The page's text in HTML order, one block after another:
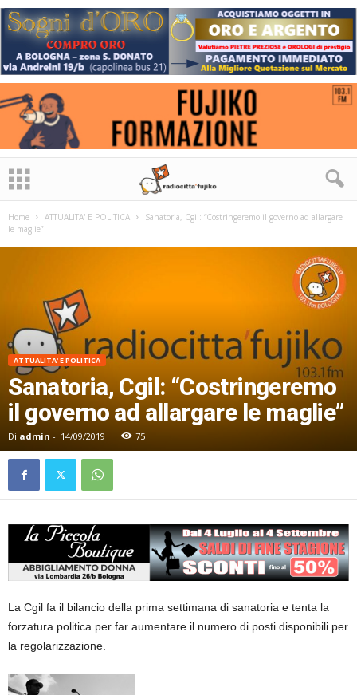
Home ATTUALITA' E POLITICA
Sanatoria, Cgil: “Costringeremo il governo ad allargare
le maglie”
ATTUALITA' E POLITICA
Sanatoria, Cgil: “Costringeremo
il governo ad allargare le maglie”
Di admin - 14/09/2019 75
La Cgil fa il bilancio della prima settimana di sanatoria e tenta la
forzatura politica per far aumentare il numero di posti disponibili per
la regolarizzazione.